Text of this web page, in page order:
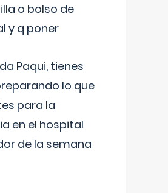
o bolso de
y q poner
Paqui, tienes
lo que
para la
en el hospital
de la semana